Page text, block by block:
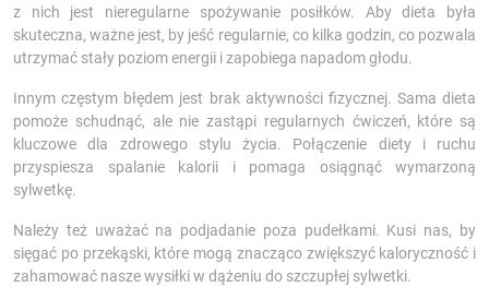
z nich jest nieregularne spożywanie posiłków. Aby dieta była
skuteczna, ważne jest, by jeść regularnie, co kilka godzin, co pozwala
utrzymać stały poziom energii i zapobiega napadom głodu.
Innym częstym błędem jest brak aktywności fizycznej. Sama dieta
pomoże schudnąć, ale nie zastąpi regularnych ćwiczeń, które są
kluczowe dla zdrowego stylu życia. Połączenie diety i ruchu
przyspiesza spalanie kalorii i pomaga osiągnąć wymarzoną
sylwetkę.
Należy też uważać na podjadanie poza pudełkami. Kusi nas, by
sięgać po przekąski, które mogą znacząco zwiększyć kaloryczność i
zahamować nasze wysiłki w dążeniu do szczupłej sylwetki.